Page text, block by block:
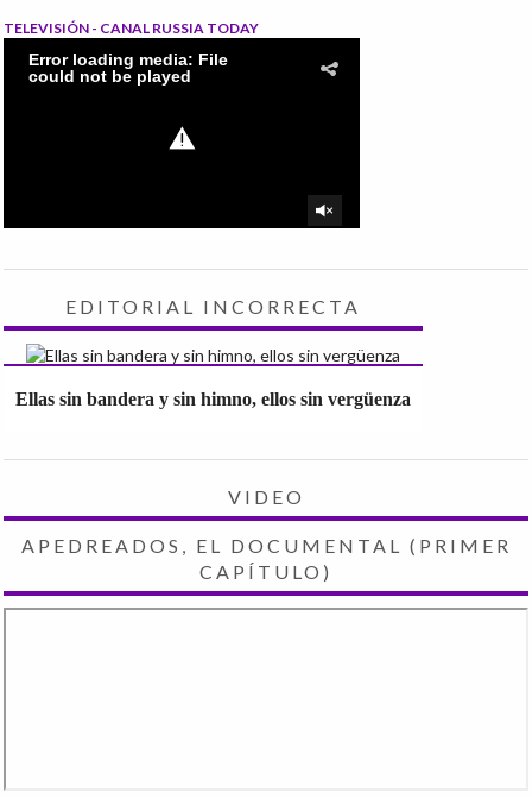
TELEVISIÓN - CANAL RUSSIA TODAY
EDITORIAL INCORRECTA
Ellas sin bandera y sin himno, ellos sin vergüenza
VIDEO
APEDREADOS, EL DOCUMENTAL (PRIMER
CAPÍTULO)